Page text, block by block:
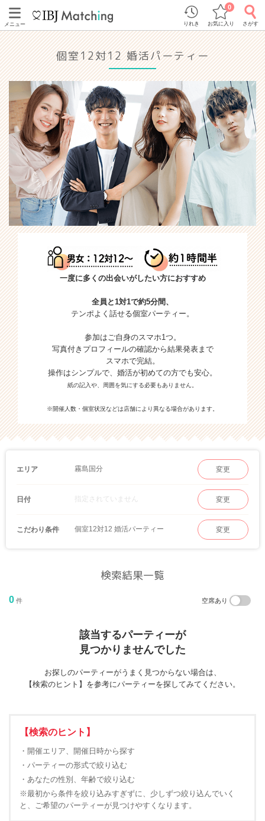
メニュー りれき お気に入り
0
さがす
個室12対12 婚活パーティー
一度に多くの出会いがしたい方におすすめ
全員と1対1で約5分間、
テンポよく話せる個室パーティー。
参加はご自身のスマホ1つ。
写真付きプロフィールの確認から結果発表まで
スマホで完結。
操作はシンプルで、婚活が初めての方でも安心。
紙の記入や、周囲を気にする必要もありません。
※開催人数・個室状況などは店舗により異なる場合があります。
エリア 霧島国分 変更
日付 指定されていません 変更
こだわり条件 個室12対12 婚活パーティー 変更
検索結果一覧
0 件 空席あり
該当するパーティーが
見つかりませんでした
お探しのパーティーがうまく見つからない場合は、
【検索のヒント】を参考にパーティーを探してみてください。
【検索のヒント】
・開催エリア、開催日時から探す
・パーティーの形式で絞り込む
・あなたの性別、年齢で絞り込む
※最初から条件を絞り込みすぎずに、少しずつ絞り込んでいく
と、ご希望のパーティーが見つけやすくなります。